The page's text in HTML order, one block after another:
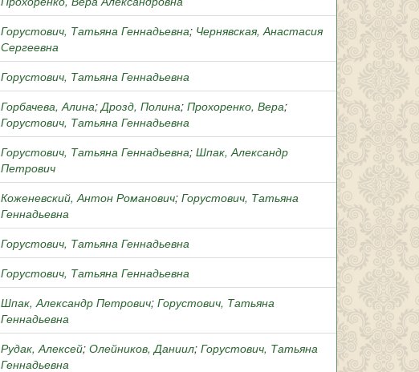
Горустович, Татьяна Геннадьевна; Чернявская, Анастасия
Сергеевна
Горустович, Татьяна Геннадьевна
Горбачева, Алина;Дрозд, Полина; Прохоренко, Вера;
Горустович, Татьяна Геннадьевна
Горустович, Татьяна Геннадьевна; Шпак, Александр
Петрович
Коженевский, Антон Романович; Горустович, Татьяна
Геннадьевна
Горустович, Татьяна Геннадьевна
Горустович, Татьяна Геннадьевна
Шпак, Александр Петрович; Горустович, Татьяна
Геннадьевна
Рудак, Алексей; Олейников, Даниил; Горустович, Татьяна
Геннадьевна